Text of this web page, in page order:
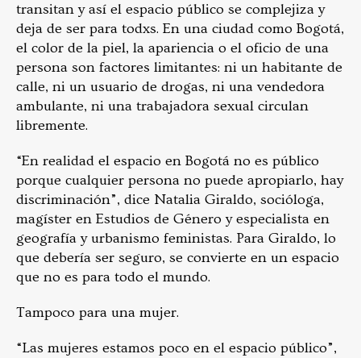
transitan y así el espacio público se complejiza y
deja de ser para todxs. En una ciudad como Bogotá,
el color de la piel, la apariencia o el oficio de una
persona son factores limitantes: ni un habitante de
calle, ni un usuario de drogas, ni una vendedora
ambulante, ni una trabajadora sexual circulan
libremente.
“En realidad el espacio en Bogotá no es público
porque cualquier persona no puede apropiarlo, hay
discriminación”, dice Natalia Giraldo, socióloga,
magíster en Estudios de Género y especialista en
geografía y urbanismo feministas. Para Giraldo, lo
que debería ser seguro, se convierte en un espacio
que no es para todo el mundo.
Tampoco para una mujer.
“Las mujeres estamos poco en el espacio público”,